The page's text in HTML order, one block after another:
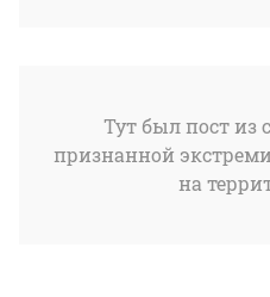
Тут был пост из
признанной
на